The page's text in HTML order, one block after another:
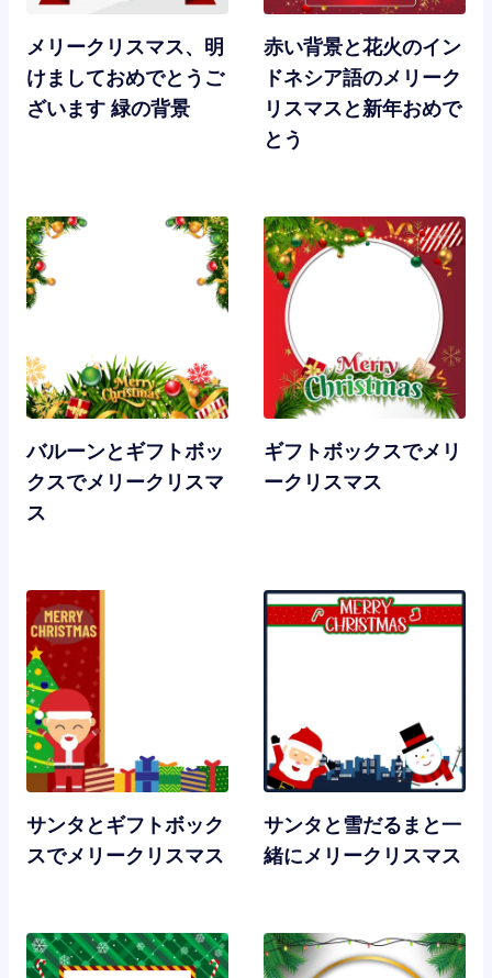
メリークリスマス、明
けましておめでとうご
ざいます 緑の背景
赤い背景と花火のイン
ドネシア語のメリーク
リスマスと新年おめで
とう
バルーンとギフトボッ
クスでメリークリスマ
ス
ギフトボックスでメリ
ークリスマス
サンタとギフトボック
スでメリークリスマス
サンタと雪だるまと一
緒にメリークリスマス